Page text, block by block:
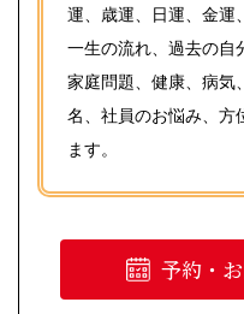
運、歳運、日運、金運
一生の流れ、過去の自
家庭問題、健康、病気
名、社員のお悩み、方
ます。
予約・